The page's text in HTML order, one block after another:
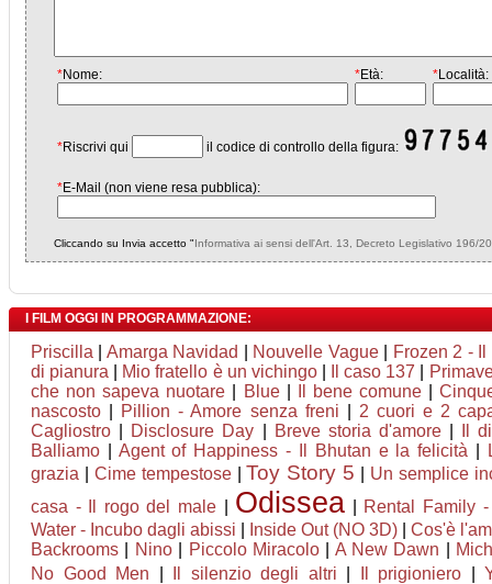
*Nome: *Età: *Località:
*Riscrivi qui il codice di controllo della figura:
*E-Mail (non viene resa pubblica):
Cliccando su Invia accetto "Informativa ai sensi dell'Art. 13, Decreto Legislativo 196/
I FILM OGGI IN PROGRAMMAZIONE:
Priscilla Amarga Navidad Nouvelle Vague|
Frozen 2 -
di pianura
Mio fratello è un vichingo| Il caso 137
che non sapeva nuotare
Blue| Il bene comune |
nascosto
Pillion - Amore senza freni
2 cuori e 2
Cagliostro
Disclosure Day Breve storia d'amore|
Il
Balliamo
Agent of Happiness - Il Bhutan e la felicità
grazia
Cime tempestose|Toy Story 5
Un semplice
casa - Il rogo del male| Odissea
Rental Family
Water - Incubo dagli abissi
Inside Out (NO 3D)
Cos'è
Backrooms
Nino| Piccolo Miracolo| A New Dawn
No Good Men
Il silenzio degli altri Il prigioniero